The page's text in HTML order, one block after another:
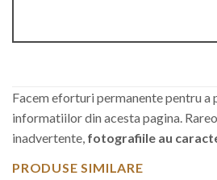
Facem eforturi permanente pentru a
informatiilor din acesta pagina.
inadvertente, fotografiile au
PRODUSE SIMILARE